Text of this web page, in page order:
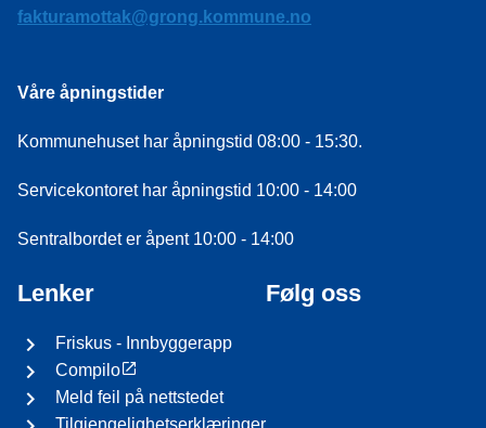
fakturamottak@grong.kommune.no
Våre åpningstider
Kommunehuset har åpningstid 08:00 - 15:30.
Servicekontoret har åpningstid 10:00 - 14:00
Sentralbordet er åpent 10:00 - 14:00
Lenker
Friskus - Innbyggerapp
Compilo
Meld feil på nettstedet
Tilgjengelighetserklæringer
Følg oss